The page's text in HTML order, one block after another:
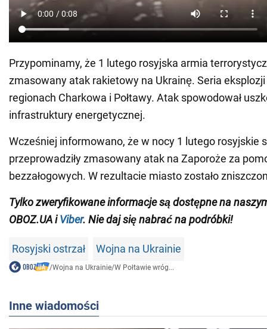
Przypominamy, że 1 lutego rosyjska armia
zmasowany atak rakietowy na Ukrainę. Seria eksplozji
regionach Charkowa i Połtawy. Atak spowodował
infrastruktury energetycznej.
Wcześniej informowano, że w nocy 1 lutego rosyjskie
przeprowadziły zmasowany atak na Zaporoże za
bezzałogowych. W rezultacie miasto zostało
Tylko zweryfikowane informacje są dostępne na
OBOZ.UA iViber. Nie daj się nabrać na podróbki!
Rosyjski ostrzał Wojna na Ukrainie
/Wojna na Ukrainie/W Połtawie wróg...
Inne wiadomości